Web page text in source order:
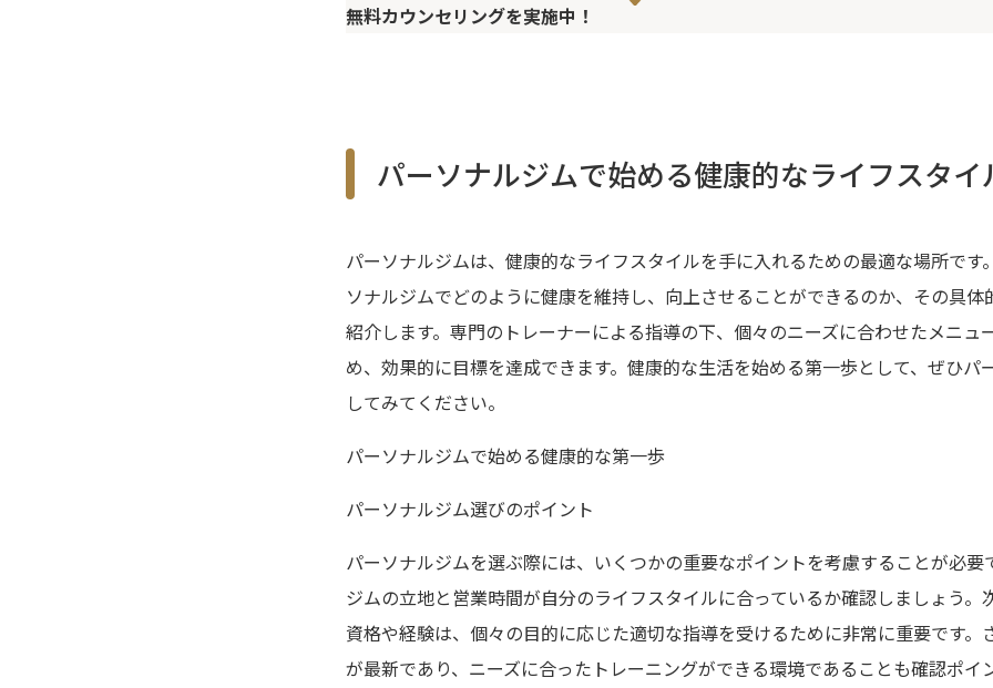
無料カウンセリングを実施中！
パーソナルジムで始める健康的なライフスタイ
パーソナルジムは、健康的なライフスタイルを手に入れるための最適な場所です
ソナルジムでどのように健康を維持し、向上させることができるのか、その具体
紹介します。専門のトレーナーによる指導の下、個々のニーズに合わせたメニュ
め、効果的に目標を達成できます。健康的な生活を始める第一歩として、ぜひパ
してみてください。
パーソナルジムで始める健康的な第一歩
パーソナルジム選びのポイント
パーソナルジムを選ぶ際には、いくつかの重要なポイントを考慮することが必要
ジムの立地と営業時間が自分のライフスタイルに合っているか確認しましょう。
資格や経験は、個々の目的に応じた適切な指導を受けるために非常に重要です。
が最新であり、ニーズに合ったトレーニングができる環境であることも確認ポイ